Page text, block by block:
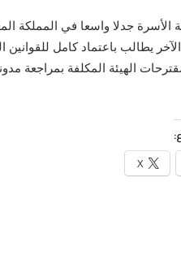
الأسرة جدلا واسعا في المملكة
الآخر يطالب باعتماد كامل
الهيئة المكلفة بمراجعة
X